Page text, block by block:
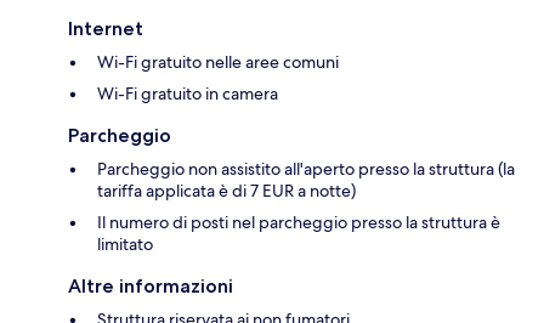
Internet
Wi-Fi gratuito nelle aree comuni
Wi-Fi gratuito in camera
Parcheggio
Parcheggio non assistito all'aperto presso la struttura (la
tariffa applicata è di 7 EUR a notte)
Il numero di posti nel parcheggio presso la struttura è
limitato
Altre informazioni